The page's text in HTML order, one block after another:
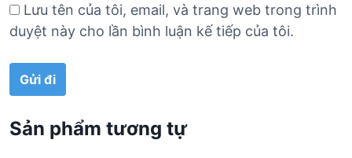
Lưu tên của tôi, email, và trang web trong trình
duyệt này cho lần bình luận kế tiếp của tôi.
Sản phẩm tương tự